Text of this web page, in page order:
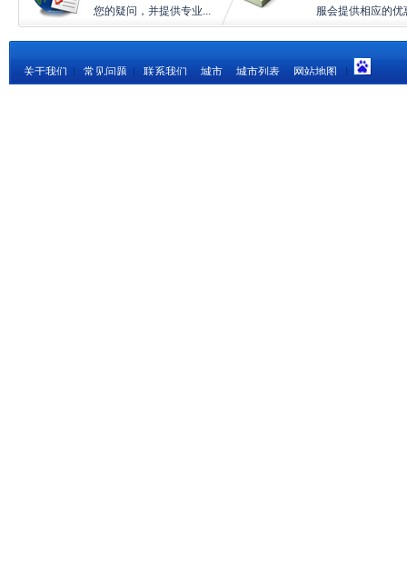
您的疑问，并提供专业...
服会提供相应的优
关于我们 常见问题 联系我们 城市 城市列表 网站地图